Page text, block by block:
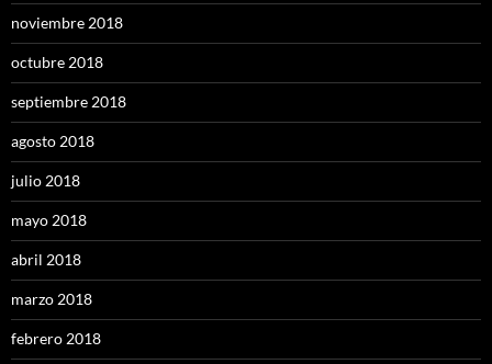
noviembre 2018
octubre 2018
septiembre 2018
agosto 2018
julio 2018
mayo 2018
abril 2018
marzo 2018
febrero 2018